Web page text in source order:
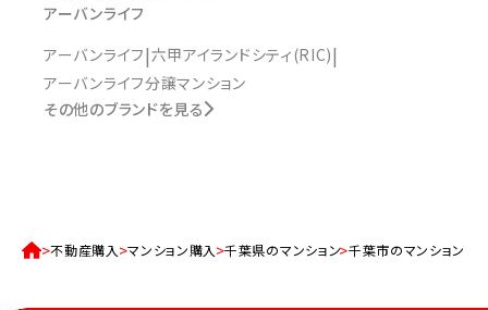
アーバンライフ
アーバンライフ 六甲アイランドシティ(RIC)
アーバンライフ分譲マンション
その他のブランドを見る
不動産購入 マンション購入 千葉県のマンション 千葉市のマンション一